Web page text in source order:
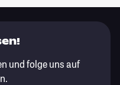
und folge uns auf